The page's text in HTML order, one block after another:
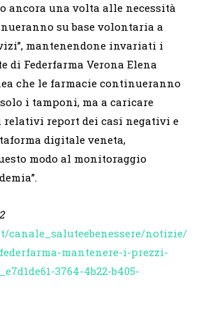
ancora una volta alle necessità
su base volontaria a
mantenendone invariati i
di Federfarma Verona Elena
che le farmacie continueranno
i tamponi, ma a caricare
report dei casi negativi e
digitale veneta,
modo al monitoraggio
canale_saluteebenessere/notizie/
mantenere-i-prezzi-
3764-4b22-b405-